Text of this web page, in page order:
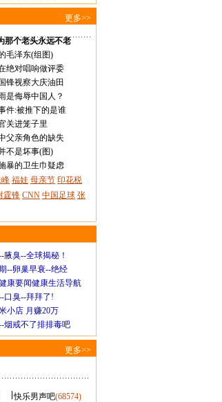
更多>>
那个老头永远不老
毛泽东(组图)
绝对唱响做评委
锋视察大庆油田
是侮辱中国人？
件:被推下的是谁
关进笼子里
父亲角色的缺失
不是坏事(图)
暴的卫生巾疑虑
福娃 母亲节 印花税
霆锋 CNN 中国足球 张
腋臭--全球揭秘！
--卵巢早衰--绝经
康要闻健康生活导航
口臭--拜拜了!
小店 月赚20万
烟戒不了排排毒吧
更多>>
快乐男声吧(68574)